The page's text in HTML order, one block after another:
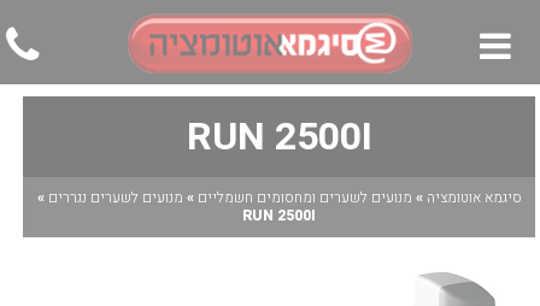
RUN 2500I
סיגמא אוטומציה » מנועים לשערים ומחסומים חשמליים » מנועים לשערים נגררים »
RUN 2500I